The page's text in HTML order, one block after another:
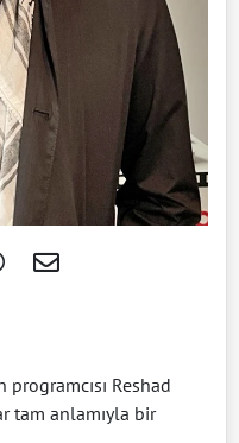
Reshad
tam anlamıyla bir